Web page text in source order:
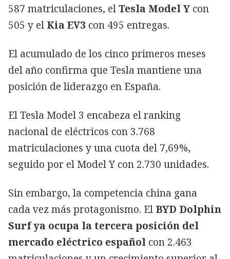
587 matriculaciones, elTesla Model Y con
505 y el Kia EV3 con 495 entregas.
El acumulado de los cinco primeros meses
del año confirma que Tesla mantiene una
posición de liderazgo en España.
El Tesla Model 3 encabeza el ranking
nacional de eléctricos con 3.768
matriculaciones y una cuota del 7,69%,
seguido por el Model Y con 2.730 unidades.
Sin embargo, la competencia china gana
cada vez más protagonismo. El BYD Dolphin
Surf ya ocupa la tercera posición del
mercado eléctrico español con 2.463